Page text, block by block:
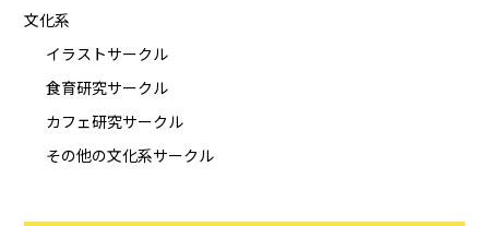
文化系
イラストサークル
食育研究サークル
カフェ研究サークル
その他の文化系サークル